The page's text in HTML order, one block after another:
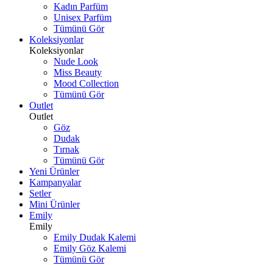
Kadın Parfüm
Unisex Parfüm
Tümünü Gör
Koleksiyonlar
Koleksiyonlar
Nude Look
Miss Beauty
Mood Collection
Tümünü Gör
Outlet
Outlet
Göz
Dudak
Tırnak
Tümünü Gör
Yeni Ürünler
Kampanyalar
Setler
Mini Ürünler
Emily
Emily
Emily Dudak Kalemi
Emily Göz Kalemi
Tümünü Gör